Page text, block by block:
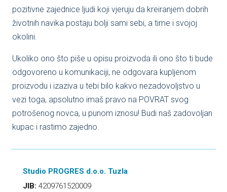
pozitivne zajednice ljudi koji vjeruju da kreiranjem dobrih
životnih navika postaju bolji sami sebi, a time i svojoj
okolini.
Ukoliko ono što piše u opisu proizvoda ili ono što ti bude
odgovoreno u komunikaciji, ne odgovara kupljenom
proizvodu i izaziva u tebi bilo kakvo nezadovoljstvo u
vezi toga, apsolutno imaš pravo na POVRAT svog
potrošenog novca, u punom iznosu! Budi naš zadovoljan
kupac i rastimo zajedno.
Studio PROGRES d.o.o. Tuzla
JIB: 4209761520009